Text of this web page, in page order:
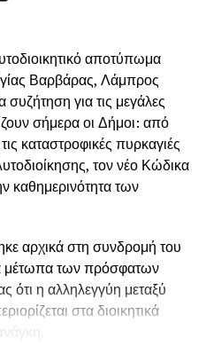
αποτύπωμα
Βαρβάρας, Λάμπρος
συζήτηση για τις μεγάλες
σήμερα οι Δήμοι: από
καταστροφικές πυρκαγιές
τον νέο Κώδικα
καθημερινότητα των
αρχικά στη συνδρομή του
μέτωπα των πρόσφατων
ότι η αλληλεγγύη μεταξύ
στα διοικητικά